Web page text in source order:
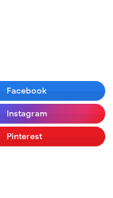
Facebook
Instagram
Pinterest